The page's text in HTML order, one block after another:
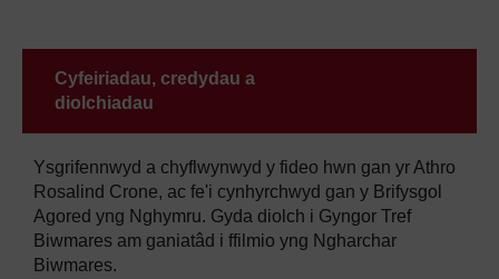
Cyfeiriadau, credydau a
diolchiadau
Ysgrifennwyd a chyflwynwyd y fideo hwn gan yr Athro
Rosalind Crone, ac fe'i cynhyrchwyd gan y Brifysgol
Agored yng Nghymru. Gyda diolch i Gyngor Tref
Biwmares am ganiatâd i ffilmio yng Ngharchar
Biwmares.